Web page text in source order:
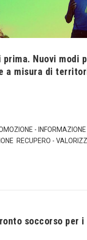
prima. Nuovi modi
a misura di
- INFORMAZIONE
RECUPERO -
soccorso per i